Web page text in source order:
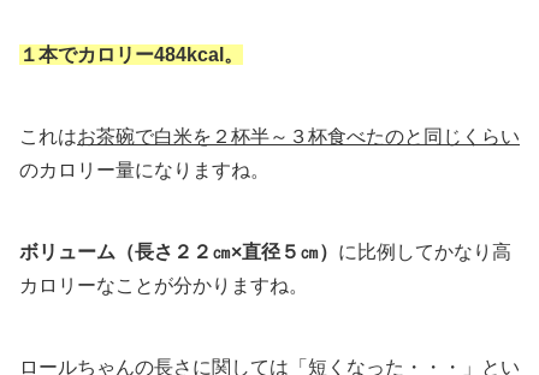
１本でカロリー484kcal。
これはお茶碗で白米を２杯半～３杯食べたのと同じくらい
のカロリー量になりますね。
ボリューム（長さ２２㎝×直径５㎝） に比例してかなり高
カロリーなことが分かりますね。
ロールちゃんの長さに関しては「短くなった・・・」とい